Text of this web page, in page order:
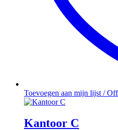
Toevoegen aan mijn lijst /
Kantoor C